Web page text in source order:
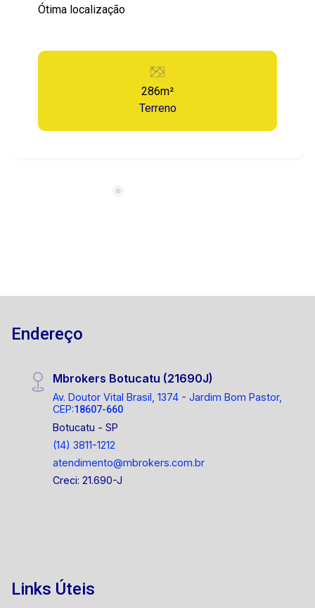
Ótima localização
286m²
Terreno
Endereço
Mbrokers Botucatu (21690J)
Av. Doutor Vital Brasil, 1374 - Jardim Bom Pastor,
CEP:18607-660
Botucatu - SP
(14) 3811-1212
atendimento@mbrokers.com.br
Creci: 21.690-J
Links Úteis